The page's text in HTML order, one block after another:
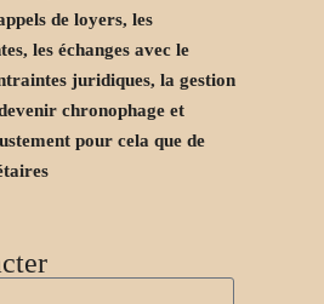
de loyers, les
les échanges avec le
juridiques, la gestion
chronophage et
pour cela que de